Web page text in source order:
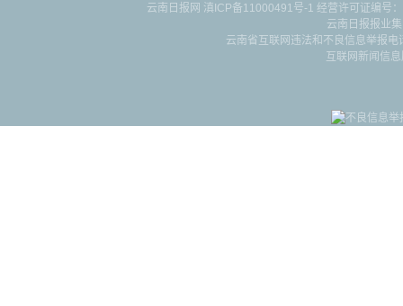
云南日报网 滇ICP备11000491号-1 经营许可证编号
云南日报报业
云南省互联网违法和不良信息举报
互联网新闻信